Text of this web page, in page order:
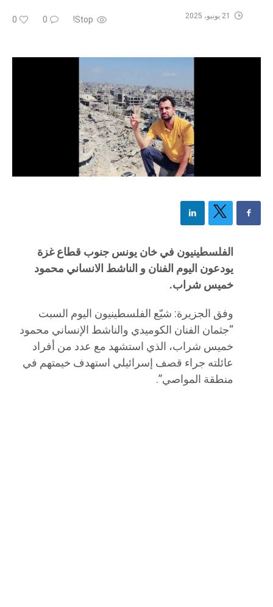
Stop!
0
0 21 يونيو، 2025
الفلسطينيون في خان يونس جنوب قطاع غزة
يودعون اليوم الفنان و الناشط الانساني محمود
خميس شراب.
وفق الجزيرة: شيّع الفلسطينيون اليوم السبت
“جثمان الفنان الكوميدي والناشط الإنساني محمود
خميس شراب، الذي استشهد مع عدد من أفراد
عائلته جراء قصف إسرائيلي استهدف خيمتهم في
منطقة المواصي”.